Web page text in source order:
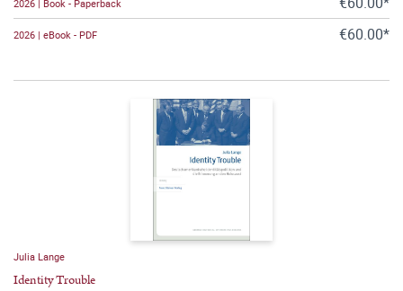
2026 | Book - Paperback
2026 | eBook - PDF €60.00*
Julia Lange
Identity Trouble